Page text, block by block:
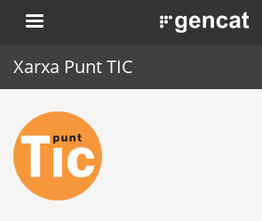
Pasar
al
. Obre en una
Xarxa Punt TIC
Inicio
Punt TIC
Actualidad